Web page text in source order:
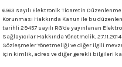
°C
1046 °C
6563 sayılı Elektronik Ticaretin
Korunması Hakkında Kanun ile bu
tarihli 29457 sayılı RG’de yayınlanan
Sağlayıcılar Hakkında Yönetmelik,
Sözleşmeler Yönetmeliği ve diğer ilgili
için kimlik, adres ve diğer gerekli bilgileri